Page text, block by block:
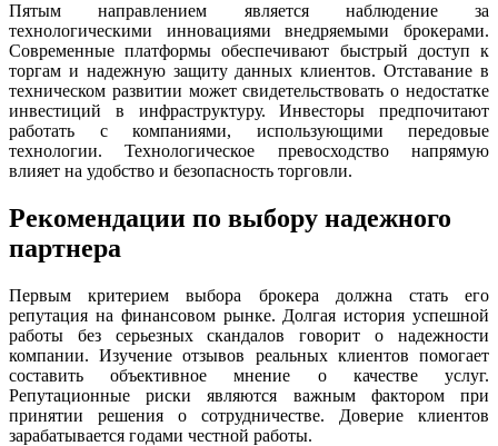
Пятым направлением является наблюдение за
технологическими инновациями внедряемыми брокерами.
Современные платформы обеспечивают быстрый доступ к
торгам и надежную защиту данных клиентов. Отставание в
техническом развитии может свидетельствовать о недостатке
инвестиций в инфраструктуру. Инвесторы предпочитают
работать с компаниями, использующими передовые
технологии. Технологическое превосходство напрямую
влияет на удобство и безопасность торговли.
Рекомендации по выбору надежного
партнера
Первым критерием выбора брокера должна стать его
репутация на финансовом рынке. Долгая история успешной
работы без серьезных скандалов говорит о надежности
компании. Изучение отзывов реальных клиентов помогает
составить объективное мнение о качестве услуг.
Репутационные риски являются важным фактором при
принятии решения о сотрудничестве. Доверие клиентов
зарабатывается годами честной работы.